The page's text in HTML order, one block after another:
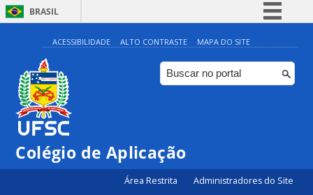
BRASIL
Simplifique!
Comunica BR
Participe
ACESSIBILIDADE ALTO CONTRASTE MAPA DO SITE
Colégio de Aplicação
Área Restrita Administradores do Site